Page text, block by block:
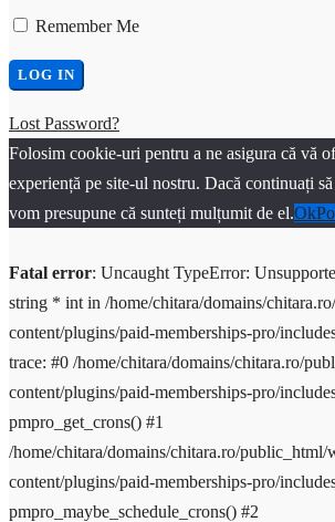
Remember Me
Lost Password?
Folosim cookie-uri pentru a ne asigura că vă
experiență pe site-ul nostru. Dacă continuați
vom presupune că sunteți mulțumit de el.Ok
Fatal error: Uncaught TypeError:
string * int in /home/chitara/domains/
content/plugins/paid-memberships-pro/
trace: #0 /home/chitara/domains/chitara.ro/
content/plugins/paid-memberships-pro/
pmpro_get_crons() #1
/home/chitara/domains/chitara.ro/public_html/
content/plugins/paid-memberships-pro/
pmpro_maybe_schedule_crons() #2